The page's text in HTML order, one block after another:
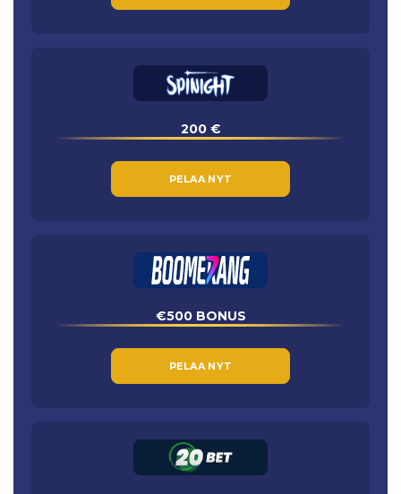
200 €
PELAA NYT
€500 BONUS
PELAA NYT